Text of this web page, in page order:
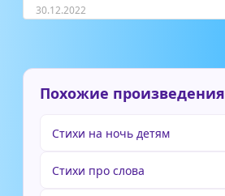
30.12.2022
Похожие произведения
Стихи на ночь детям
Стихи про слова